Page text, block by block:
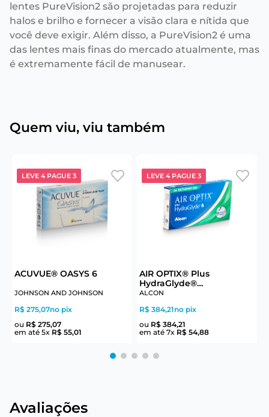
lentes PureVision2 são projetadas para reduzir
halos e brilho e fornecer a visão clara e nítida que
você deve exigir. Além disso, a PureVision2 é uma
das lentes mais finas do mercado atualmente, mas
é extremamente fácil de manusear.
Quem viu, viu também
LEVE 4 PAGUE 3
ACUVUE® OASYS 6
JOHNSON AND JOHNSON
R$ 275,07no pix
ou R$ 275,07
em até 5x R$ 55,01
LEVE 4 PAGUE 3
AIR OPTIX® Plus
HydraGlyde®
Astigmatism 6
ALCON
R$ 384,21no pix
ou R$ 384,21
em até 7x R$ 54,88
Avaliações